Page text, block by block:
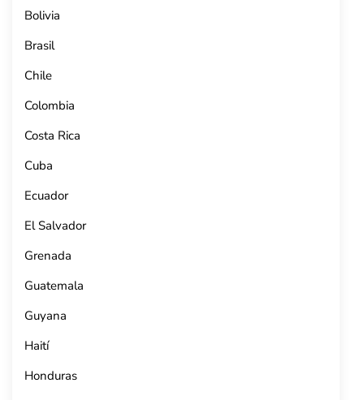
Bolivia
Brasil
Chile
Colombia
Costa Rica
Cuba
Ecuador
El Salvador
Grenada
Guatemala
Guyana
Haití
Honduras